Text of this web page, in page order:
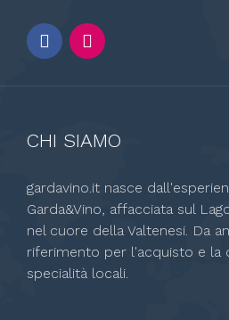
CHI SIAMO
gardavino.it nasce
Garda&Vino, affacciata sul
nel cuore della Valtenesi. Da
riferimento per l'acquisto e la
specialità locali.